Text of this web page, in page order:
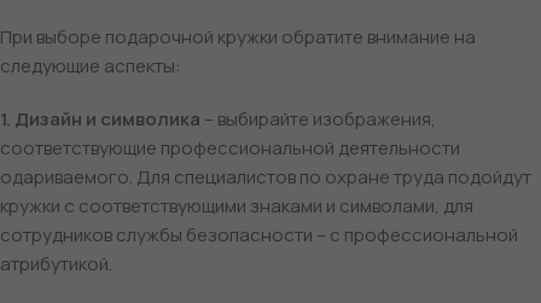
При выборе подарочной кружки обратите внимание на
следующие аспекты:
1. Дизайн и символика – выбирайте изображения,
соответствующие профессиональной деятельности
одариваемого. Для специалистов по охране труда подойдут
кружки с соответствующими знаками и символами, для
сотрудников службы безопасности – с профессиональной
атрибутикой.